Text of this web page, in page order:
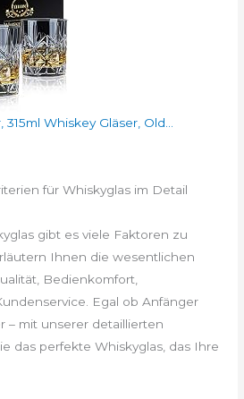
Whiskey Gläser, Old...
für Whiskyglas im Detail
gibt es viele Faktoren zu
Ihnen die wesentlichen
Bedienkomfort,
Egal ob Anfänger
– mit unserer detaillierten
das perfekte Whiskyglas, das Ihre